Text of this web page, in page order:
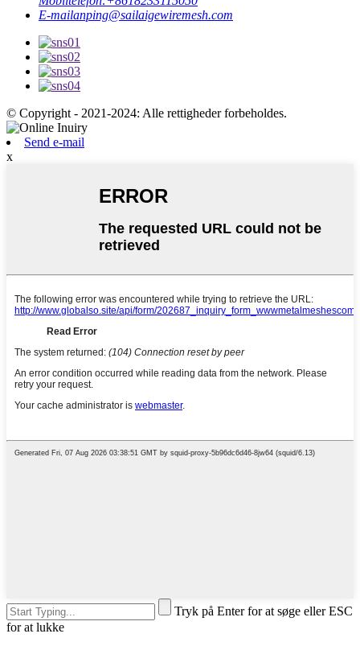
E-mailanping@sailaigewiremesh.com
© Copyright - 2021-2024: Alle rettigheder forbeholdes.
Send e-mail
x
Tryk på Enter for at søge eller ESC
for at lukke